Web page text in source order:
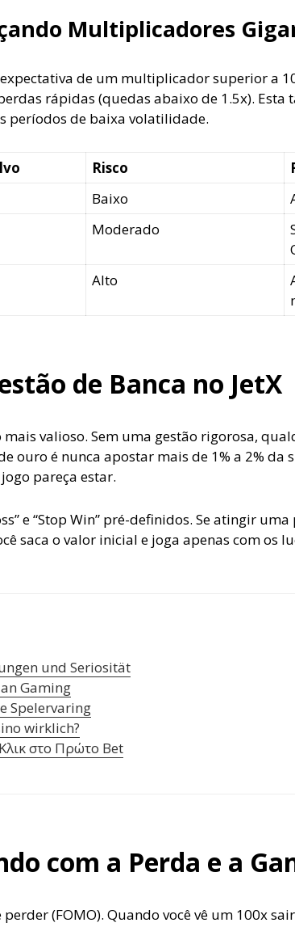
Multiplicadores
de um multiplicador superior a
rápidas (quedas abaixo de 1.5x). Esta
períodos de baixa volatilidade.
Risco
Baixo
Moderado
Alto
de Banca no JetX
valioso. Sem uma gestão rigorosa,
ouro é nunca apostar mais de 1% a 2% da
pareça estar.
e “Stop Win” pré-definidos. Se atingir
saca o valor inicial e joga apenas com os
und Seriosität
Gaming
Spelervaring
wirklich?
στο Πρώτο Bet
com a Perda e a
(FOMO). Quando você vê um 100x